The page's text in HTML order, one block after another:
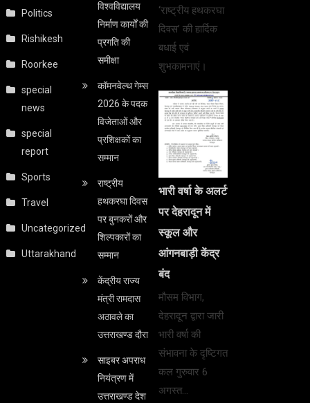
Politics
Rishikesh
Roorkee
special
news
special
report
Sports
Travel
Uncategorized
Uttarakhand
विश्वविद्यालय
निर्माण कार्यों की
प्रगति की
समीक्षा
कॉमनवेल्थ गेम्स
2026 के पदक
विजेताओं और
प्रशिक्षकों का
सम्मान
राष्ट्रीय
हथकरघा दिवस
पर बुनकरों और
शिल्पकारों का
सम्मान
केंद्रीय राज्य
मंत्री रामदास
अठावले का
उत्तराखण्ड दौरा
साइबर अपराध
नियंत्रण में
उत्तराखण्ड देश
‘राष्ट्रीय हथकरघा
दिवस’ की हार्दिक
बधाई एवं
शुभकामनाएं।
भारी वर्षा के अलर्ट
पर देहरादून में
स्कूल और
आंगनबाड़ी केंद्र
बंद
मौसम विभाग,
देहरादून द्वारा जारी
भारी वर्षा की
संभावना के दृष्टिगत
कल गुरुवार 6
अगस्त…